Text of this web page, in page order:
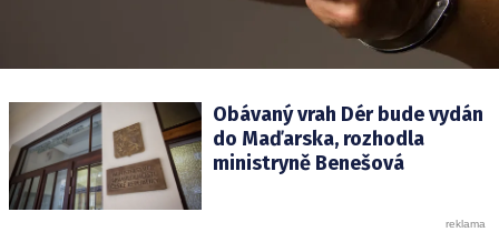
Obávaný vrah Dér bude vydán
do Maďarska, rozhodla
ministryně Benešová